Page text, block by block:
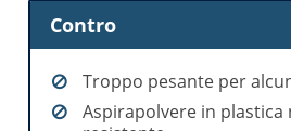
Contro
Troppo pesante per
Aspirapolvere in